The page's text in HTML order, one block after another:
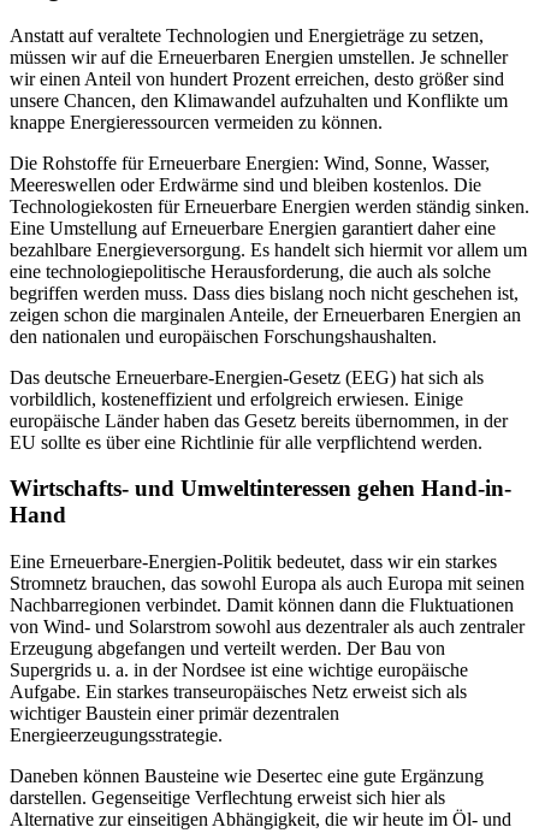
Anstatt auf veraltete Technologien und Energieträge zu setzen,
müssen wir auf die Erneuerbaren Energien umstellen. Je schneller
wir einen Anteil von hundert Prozent erreichen, desto größer sind
unsere Chancen, den Klimawandel aufzuhalten und Konflikte um
knappe Energieressourcen vermeiden zu können.
Die Rohstoffe für Erneuerbare Energien: Wind, Sonne, Wasser,
Meereswellen oder Erdwärme sind und bleiben kostenlos. Die
Technologiekosten für Erneuerbare Energien werden ständig sinken.
Eine Umstellung auf Erneuerbare Energien garantiert daher eine
bezahlbare Energieversorgung. Es handelt sich hiermit vor allem um
eine technologiepolitische Herausforderung, die auch als solche
begriffen werden muss. Dass dies bislang noch nicht geschehen ist,
zeigen schon die marginalen Anteile, der Erneuerbaren Energien an
den nationalen und europäischen Forschungshaushalten.
Das deutsche Erneuerbare-Energien-Gesetz (EEG) hat sich als
vorbildlich, kosteneffizient und erfolgreich erwiesen. Einige
europäische Länder haben das Gesetz bereits übernommen, in der
EU sollte es über eine Richtlinie für alle verpflichtend werden.
Wirtschafts- und Umweltinteressen gehen Hand-in-
Hand
Eine Erneuerbare-Energien-Politik bedeutet, dass wir ein starkes
Stromnetz brauchen, das sowohl Europa als auch Europa mit seinen
Nachbarregionen verbindet. Damit können dann die Fluktuationen
von Wind- und Solarstrom sowohl aus dezentraler als auch zentraler
Erzeugung abgefangen und verteilt werden. Der Bau von
Supergrids u. a. in der Nordsee ist eine wichtige europäische
Aufgabe. Ein starkes transeuropäisches Netz erweist sich als
wichtiger Baustein einer primär dezentralen
Energieerzeugungsstrategie.
Daneben können Bausteine wie Desertec eine gute Ergänzung
darstellen. Gegenseitige Verflechtung erweist sich hier als
Alternative zur einseitigen Abhängigkeit, die wir heute im Öl- und